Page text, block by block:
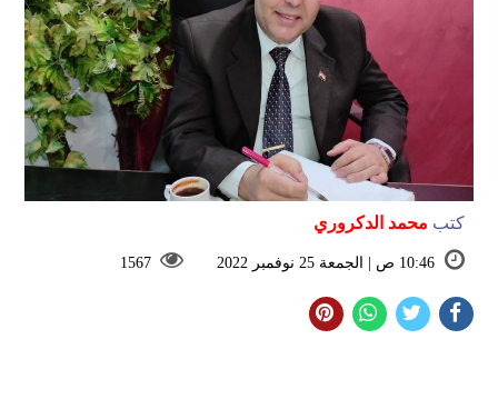
كتب محمد الدكروري
10:46 ص | الجمعة 25 نوفمبر 2022 1567